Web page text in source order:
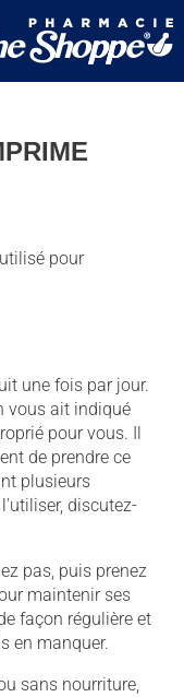
pour
une fois par jour.
vous ait indiqué
pour vous. Il
de prendre ce
plusieurs
discutez-
pas, puis prenez
maintenir ses
façon régulière et
en manquer.
sans nourriture,